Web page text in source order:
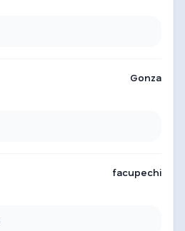
Gonza
facupechi